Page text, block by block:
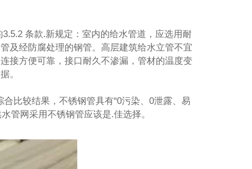
条款.新规定：室内的给水管道，应选用耐
及经防腐处理的钢管。高层建筑给水立管不宜
接方便可靠，接口耐久不渗漏，管材的温度变
。
比较结果，不锈钢管具有“0污染、0泄露、易
管网采用不锈钢管应该是.佳选择。